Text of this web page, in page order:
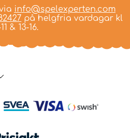
info@spelexperten.com
på helgfria vardagar kl
& 13-16.